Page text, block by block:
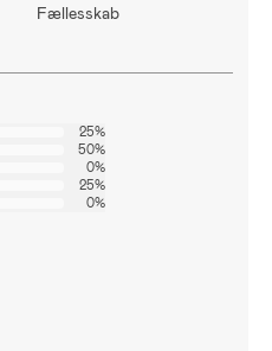
Fællesskab
25%
50%
0%
25%
0%